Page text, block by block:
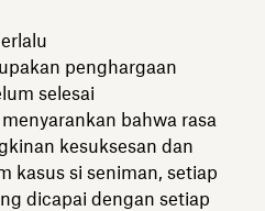
penghargaan
selesai
bahwa rasa
kesuksesan dan
kasus si seniman, setiap
dicapai dengan setiap